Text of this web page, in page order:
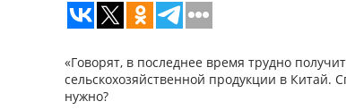
«Говорят, в последнее время трудно
сельскохозяйственной продукции в Китай.
нужно?